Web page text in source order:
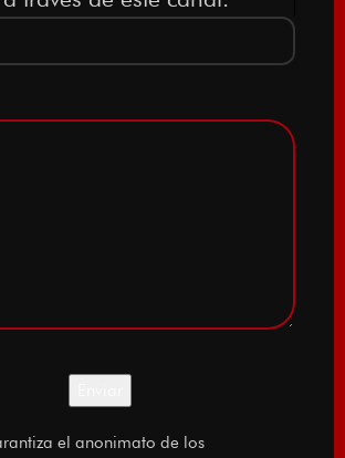
el anonimato de los